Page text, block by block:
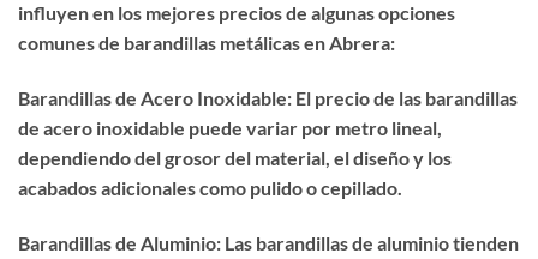
influyen en los mejores precios de algunas opciones
comunes de barandillas metálicas en Abrera:
Barandillas de Acero Inoxidable: El precio de las barandillas
de acero inoxidable puede variar por metro lineal,
dependiendo del grosor del material, el diseño y los
acabados adicionales como pulido o cepillado.
Barandillas de Aluminio: Las barandillas de aluminio tienden